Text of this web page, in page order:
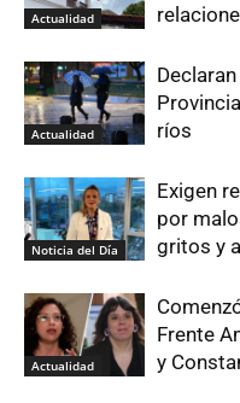
Actualidad
Actualidad
ríos
Noticia del Día
Exigen
por
gritos y
Actualidad
Frente
y